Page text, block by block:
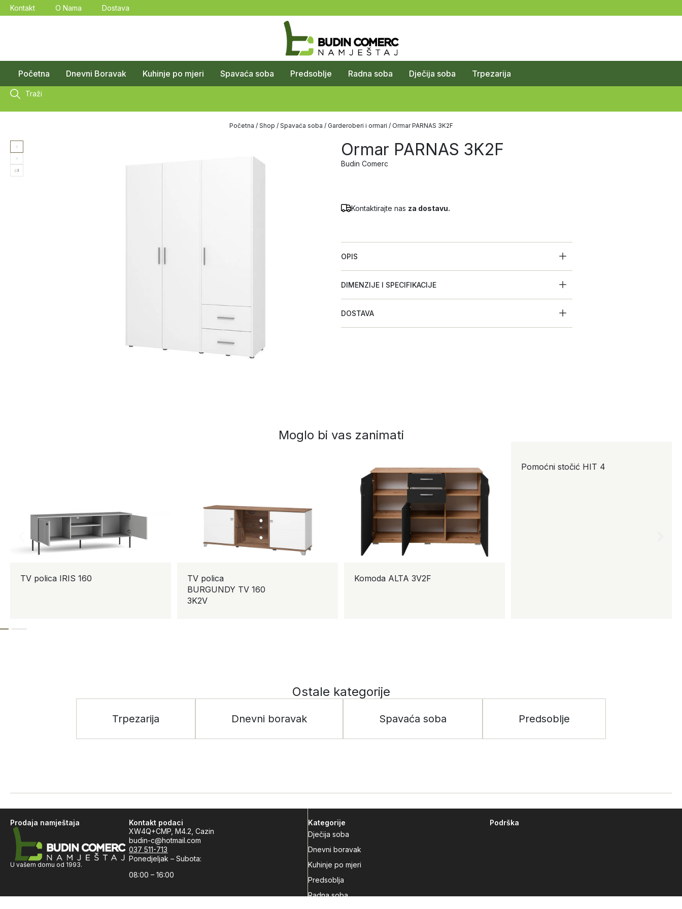
Kontakt O Nama Dostava
Početna Dnevni Boravak Kuhinje po mjeri Spavaća soba Predsoblje Radna soba Dječija soba Trpezarija
Traži
Početna / Shop / Spavaća soba / Garderoberi i ormari / Ormar PARNAS 3K2F
Ormar PARNAS 3K2F
Budin Comerc
Kontaktirajte nas za dostavu.
OPIS
DIMENZIJE I SPECIFIKACIJE
DOSTAVA
Moglo bi vas zanimati
TV polica IRIS 160
TV polica
BURGUNDY TV 160
3K2V
Komoda ALTA 3V2F
Pomoćni stočić HIT 4
Ostale kategorije
Trpezarija Dnevni boravak Spavaća soba Predsoblje
Prodaja namještaja
U vašem domu od 1993.
Kontakt podaci
XW4Q+CMP, M4.2, Cazin
budin-c@hotmail.com
037 511-713
Ponedjeljak – Subota:
08:00 – 16:00
Kategorije
Dječija soba
Dnevni boravak
Kuhinje po mjeri
Predsoblja
Radna soba
Podrška